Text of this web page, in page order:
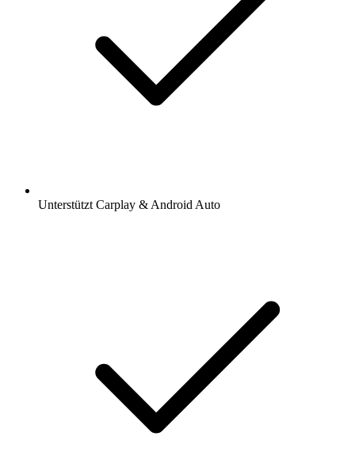
Unterstützt Carplay & Android Auto